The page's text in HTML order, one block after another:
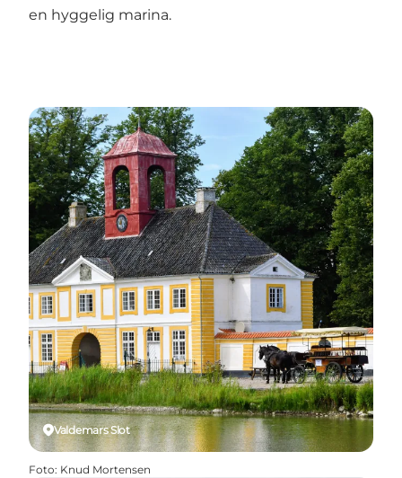
en hyggelig marina.
Valdemars Slot
Foto: Knud Mortensen